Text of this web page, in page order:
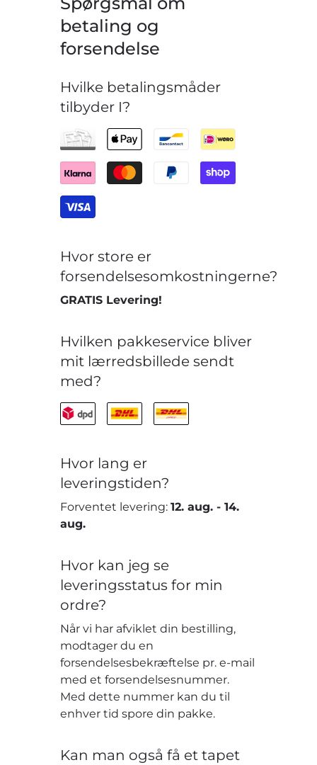
betaling og
forsendelse
Hvilke betalingsmåder
tilbyder I?
Hvor store er
forsendelsesomkostningerne?
GRATIS Levering!
Hvilken pakkeservice bliver
mit lærredsbillede sendt
med?
Hvor lang er
leveringstiden?
Forventet levering:12. aug. -14.
aug.
Hvor kan jeg se
leveringsstatus for min
ordre?
Når vi har afviklet din bestilling,
modtager du en
forsendelsesbekræftelse pr. e-mail
med et forsendelsesnummer.
Med dette nummer kan du til
enhver tid spore din pakke.
Kan man også få et tapet